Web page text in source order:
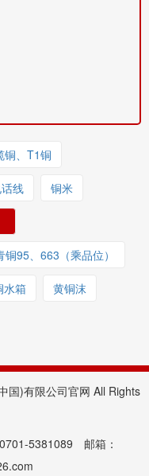
铜、T1铜
线 铜米
铜95、663（乘品位）
水箱 黄铜沫
)有限公司官网 All Rights
0701-5381089 邮箱：